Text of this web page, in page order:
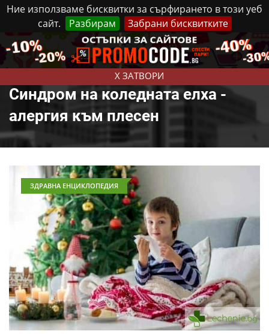
Ние използваме бисквитки за сърфирането в този уеб
сайт.
Разбирам Забрани бисквитките
X ЗАТВОРИ
Четвъртък, 6 Август, 2026 Реклама Контакти
Синдром на коледната елха -
алергия към плесен
ЗДРАВНА ЕНЦИКЛОПЕДИЯ